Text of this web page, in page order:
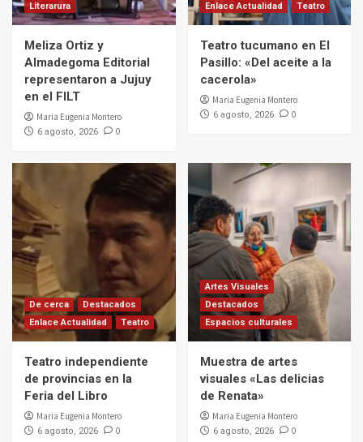
Literarura
Meliza Ortiz y
Almadegoma Editorial
representaron a Jujuy
en el FILT
Maria Eugenia Montero
6 agosto, 2026 0
Enlace Actualidad
Teatro
Teatro tucumano en El
Pasillo: «Del aceite a la
cacerola»
Maria Eugenia Montero
6 agosto, 2026 0
De cerca
Destacados
Enlace Actualidad
Teatro
Teatro independiente
de provincias en la
Feria del Libro
Maria Eugenia Montero
6 agosto, 2026 0
Artes Visuales
Destacados
Espacios culturales
Muestra de artes
visuales «Las delicias
de Renata»
Maria Eugenia Montero
6 agosto, 2026 0